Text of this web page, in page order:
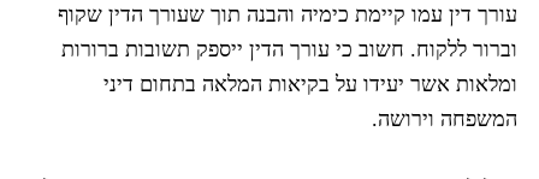
עורך דין עמו קיימת כימיה והבנה תוך שעורך הדין שקוף
וברור ללקוח. חשוב כי עורך הדין ייספק תשובות ברורות
ומלאות אשר יעידו על בקיאות המלאה בתחום דיני
המשפחה וירושה.